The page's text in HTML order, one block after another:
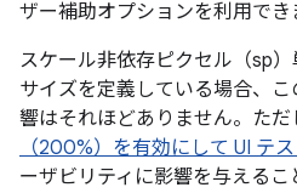
ザー補助オプションを利用でき
スケール非依存ピクセル（sp
サイズを定義している場合、
響はそれほどありません。ただ
（200%）を有効にして UI テ
ーザビリティに影響を与える